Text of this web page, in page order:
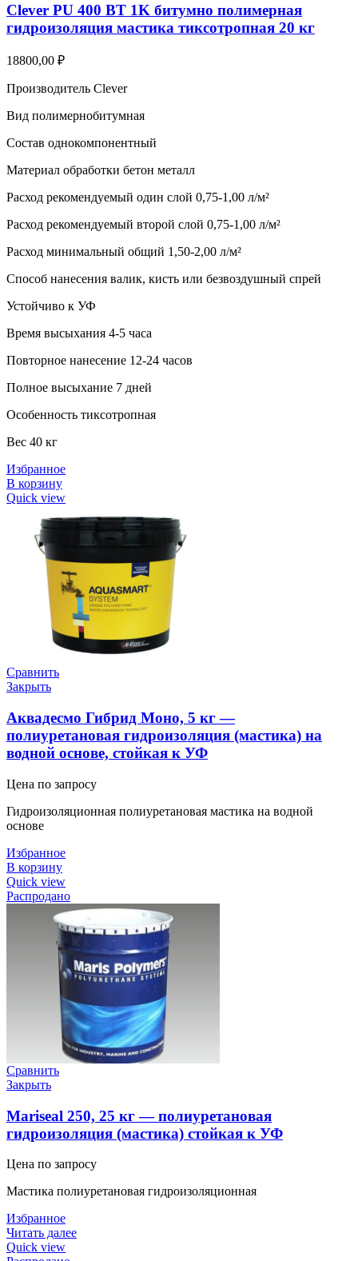
Clever PU 400 BT 1K битумно полимерная
гидроизоляция мастика тиксотропная 20 кг
18800,00 ₽
Производитель Clever
Вид полимернобитумная
Состав однокомпонентный
Материал обработки бетон металл
Расход рекомендуемый один слой 0,75-1,00 л/м²
Расход рекомендуемый второй слой 0,75-1,00 л/м²
Расход минимальный общий 1,50-2,00 л/м²
Способ нанесения валик, кисть или безвоздушный спрей
Устойчиво к УФ
Время высыхания 4-5 часа
Повторное нанесение 12-24 часов
Полное высыхание 7 дней
Особенность тиксотропная
Вес 40 кг
Избранное
В корзину
Quick view
Сравнить
Закрыть
Аквадесмо Гибрид Моно, 5 кг —
полиуретановая гидроизоляция (мастика) на
водной основе, стойкая к УФ
Цена по запросу
Гидроизоляционная полиуретановая мастика на водной
основе
Избранное
В корзину
Quick view
Распродано
Сравнить
Закрыть
Mariseal 250, 25 кг — полиуретановая
гидроизоляция (мастика) стойкая к УФ
Цена по запросу
Мастика полиуретановая гидроизоляционная
Избранное
Читать далее
Quick view